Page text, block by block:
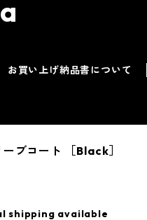
お買い上げ納品書について
ーブコート ［Black］
shipping available